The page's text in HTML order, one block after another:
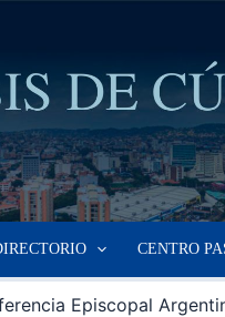
CENTRO
Episcopal